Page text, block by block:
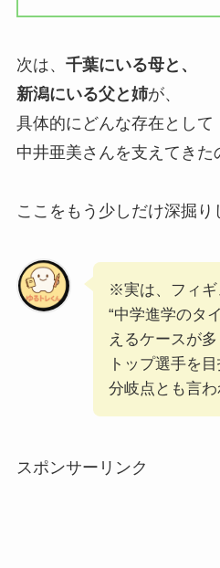
次は、 千葉にいる母と、
新潟にいる父と姉が、
具体的にどんな存在として
中井亜美さんを支えてきた
ここをもう少しだけ深掘り
※実は、フィギ
“中学進学のタ
えるケースが多
トップ選手を
分岐点とも言わ
スポンサーリンク